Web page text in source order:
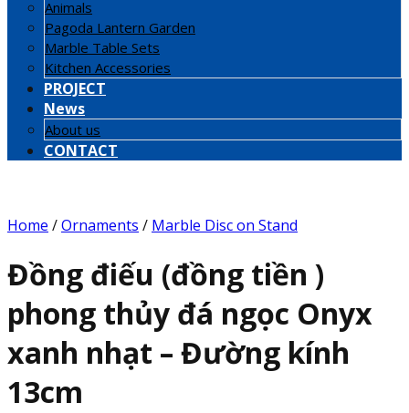
Animals
Pagoda Lantern Garden
Marble Table Sets
Kitchen Accessories
PROJECT
News
About us
CONTACT
Home /Ornaments / Marble Disc on Stand
Đồng điếu (đồng tiền )
phong thủy đá ngọc Onyx
xanh nhạt – Đường kính
13cm